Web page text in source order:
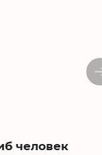
человек